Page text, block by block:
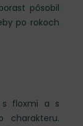
pôsobil
po rokoch
s floxmi a s
charakteru.